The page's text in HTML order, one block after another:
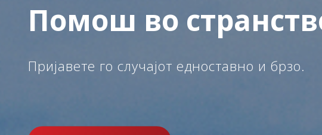
Помош во
Пријавете го случајот едноставно и брзо.